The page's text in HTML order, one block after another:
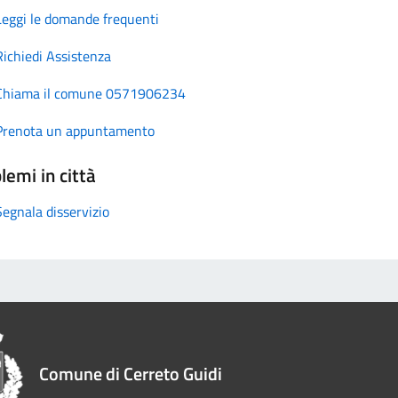
le domande frequenti
Assistenza
il comune 0571906234
un appuntamento
in città
disservizio
Comune di Cerreto Guidi